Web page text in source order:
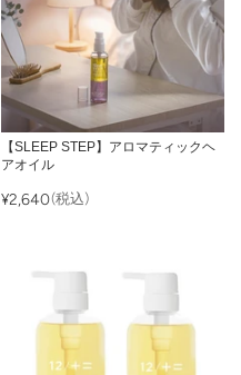
【SLEEP STEP】アロマティックヘ
アオイル
¥2,640(税込)